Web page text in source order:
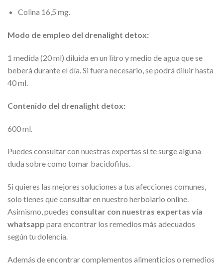
Colina 16,5 mg.
Modo de empleo del drenalight detox:
1 medida (20 ml) diluida en un litro y medio de agua que se
beberá durante el día. Si fuera necesario, se podrá diluir hasta
40 ml.
Contenido del drenalight detox:
600 ml.
Puedes consultar con nuestras expertas si te surge alguna
duda sobre como tomar bacidofilus.
Si quieres las mejores soluciones a tus afecciones comunes,
solo tienes que consultar en nuestro herbolario online.
Asimismo, puedes consultar con nuestras expertas vía
whatsapp para encontrar los remedios más adecuados
según tu dolencia.
Además de encontrar complementos alimenticios o remedios